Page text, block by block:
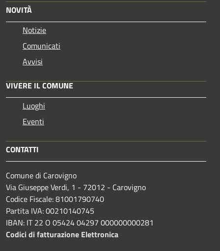
NOVITÀ
Notizie
Comunicati
Avvisi
VIVERE IL COMUNE
Luoghi
Eventi
CONTATTI
Comune di Carovigno
Via Giuseppe Verdi, 1 - 72012 - Carovigno
Codice Fiscale: 81001790740
Partita IVA: 00210140745
IBAN: IT 22 O 05424 04297 000000000281
Codici di fatturazione Elettronica